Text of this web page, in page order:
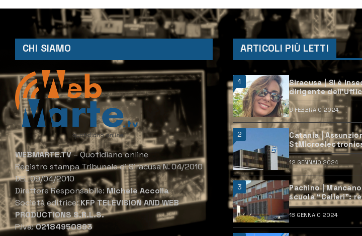
CHI SIAMO
WEBMARTE.TV– Quotidiano online
Registro stampa Tribunale di Siracusa N. 04/2010
DEL 09/04/2010
Direttore Responsabile:Michele Accolla
Società editrice:KFP TELEVISION AND WEB
PRODUCTIONS S.R.L.S.
P.Iva:02184950893
ARTICOLI PIÙ LETTI
1
Siracusa | Si è
dirigente
6 FEBBRAIO 2024
2
Catania |
aperte e come
12 GENNAIO 2024
3
Pachino |
scuola “Calleri”:
candidarsi
18 GENNAIO 2024